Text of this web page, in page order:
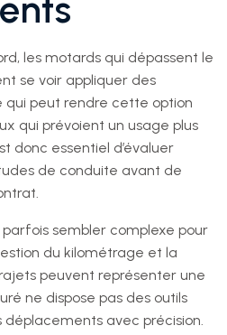
les motards qui dépassent le
se voir appliquer des
qui peut rendre cette option
qui prévoient un usage plus
donc essentiel d’évaluer
de conduite avant de
sembler complexe pour
du kilométrage et la
peuvent représenter une
ne dispose pas des outils
déplacements avec précision.